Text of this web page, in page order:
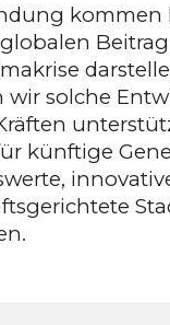
kommen
wir solche
künftige